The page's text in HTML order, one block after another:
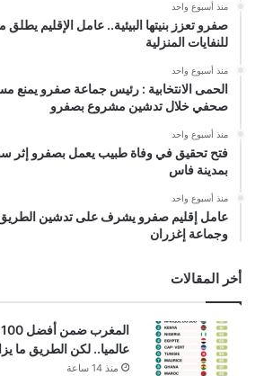
منذ أسبوع واحد
صفرو تعزز بنيتها البيئية.. عامل الإقليم
للنفايات المنزلية
منذ أسبوع واحد
الحمى الانتخابية : رئيس جماعة صفرو يمنع
صحفي خلال تدشين مشروع بصفرو
منذ أسبوع واحد
فتح تحقيق في وفاة طبيب يعمل بصفرو
بمدينة فاس
منذ أسبوع واحد
عامل إقليم صفرو يشرف على تدشين الطريق
وجماعة إغزران
أخر المقالات
عالميا.. لكن الطريق ما
منذ 14 ساعة